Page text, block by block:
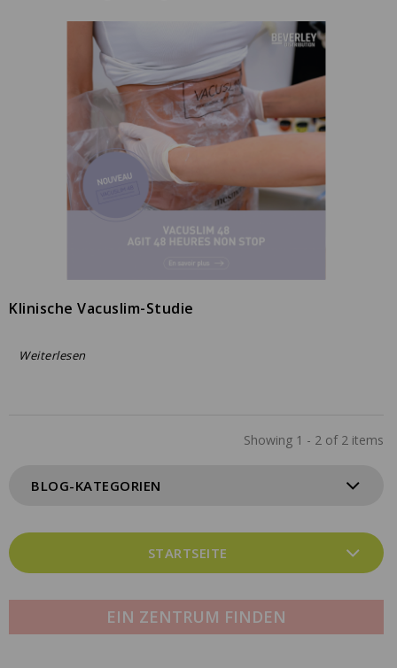
Klinische Vacuslim-Studie
Weiterlesen
Showing 1 - 2 of 2 items
BLOG-KATEGORIEN
STARTSEITE
EIN ZENTRUM FINDEN